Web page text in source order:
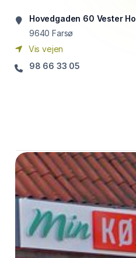
Hovedgaden 60 Vester
9640 Farsø
Vis vejen
98 66 33 05